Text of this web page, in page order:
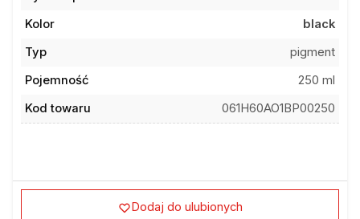
Kolor
black
Typ
pigment
Pojemność
250 ml
Kod towaru
061H60AO1BP00250
Dodaj do ulubionych